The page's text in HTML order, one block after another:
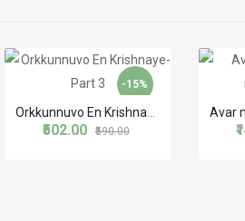
-15%
Orkkunnuvo En Krishnaye-Part 3
₹502.00 ₹590.00